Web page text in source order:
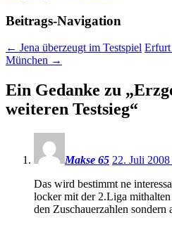
Beitrags-Navigation
← Jena überzeugt im Testspiel Erfurt
München →
Ein Gedanke zu „
weiteren Testsieg“
Makse 65 22. Juli
Das wird bestimmt ne
locker mit der 2.Liga
den Zuschauerzahlen sondern